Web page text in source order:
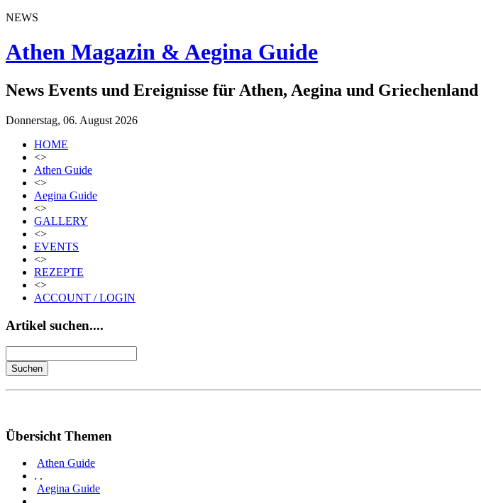
NEWS
Athen Magazin & Aegina Guide
News Events und Ereignisse für Athen, Aegina und Griechenland
Donnerstag, 06. August 2026
HOME
<>
Athen Guide
<>
Aegina Guide
<>
GALLERY
<>
EVENTS
<>
REZEPTE
<>
ACCOUNT / LOGIN
Artikel suchen....
Übersicht Themen
Athen Guide
. .
Aegina Guide